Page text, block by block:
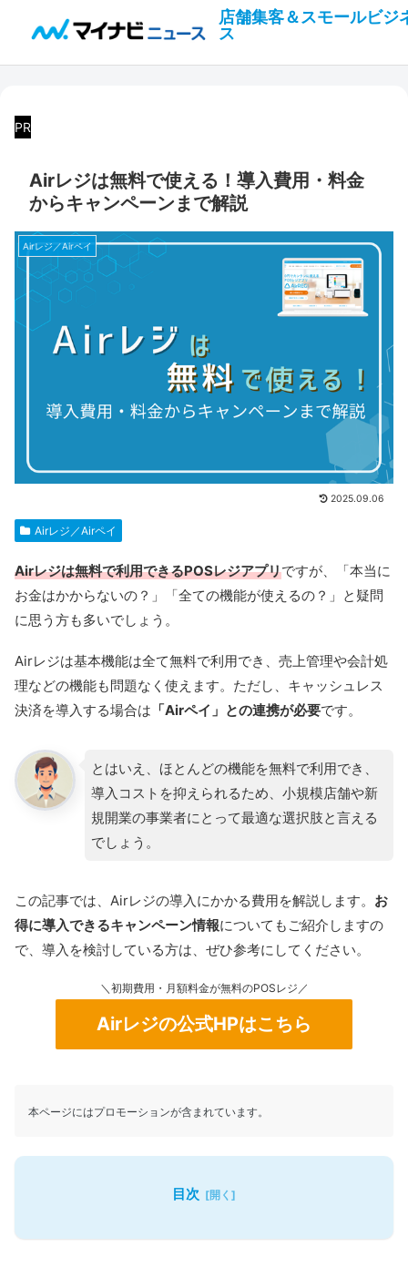
店舗集客＆スモールビジ
ス
PR
Airレジは無料で使える！導入費用・料金
からキャンペーンまで解説
Airレジ／Airペイ
2025.09.06
Airレジ／Airペイ
Airレジは無料で利用できるPOSレジアプリですが、「本当に
お金はかからないの？」「全ての機能が使えるの？」と疑問
に思う方も多いでしょう。
Airレジは基本機能は全て無料で利用でき、売上管理や会計処
理などの機能も問題なく使えます。ただし、キャッシュレス
決済を導入する場合は 「Airペイ」との連携が必要です。
とはいえ、ほとんどの機能を無料で利用でき、
導入コストを抑えられるため、小規模店舗や新
規開業の事業者にとって最適な選択肢と言える
でしょう。
この記事では、Airレジの導入にかかる費用を解説します。 お
得に導入できるキャンペーン情報についてもご紹介しますの
で、導入を検討している方は、ぜひ参考にしてください。
＼初期費用・月額料金が無料のPOSレジ／
Airレジの公式HPはこちら
本ページにはプロモーションが含まれています。
目次